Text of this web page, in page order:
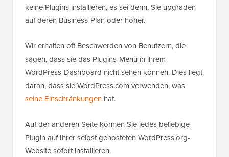
keine Plugins installieren, es sei denn, Sie upgraden
auf deren Business-Plan oder höher.
Wir erhalten oft Beschwerden von Benutzern, die
sagen, dass sie das Plugins-Menü in ihrem
WordPress-Dashboard nicht sehen können. Dies liegt
daran, dass sie WordPress.com verwenden, was
seine Einschränkungen hat.
Auf der anderen Seite können Sie jedes beliebige
Plugin auf Ihrer selbst gehosteten WordPress.org-
Website sofort installieren.